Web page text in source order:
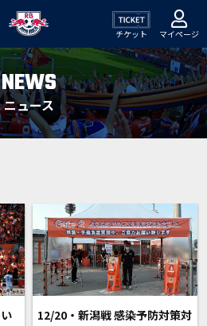
チケット マイページ
NEWS
ニュース
12/20・新潟戦 感染予防対策対